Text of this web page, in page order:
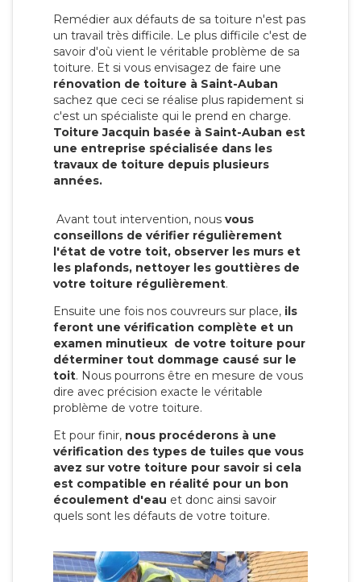
Remédier aux défauts de sa toiture n'est pas
un travail très difficile. Le plus difficile c'est de
savoir d'où vient le véritable problème de sa
toiture. Et si vous envisagez de faire une
rénovation de toiture à Saint-Auban
sachez que ceci se réalise plus rapidement si
c'est un spécialiste qui le prend en charge.
Toiture Jacquin basée à Saint-Auban est
une entreprise spécialisée dans les
travaux de toiture depuis plusieurs
années.
Avant tout intervention, nous vous
conseillons de vérifier régulièrement
l'état de votre toit, observer les murs et
les plafonds, nettoyer les gouttières de
votre toiture régulièrement.
Ensuite une fois nos couvreurs sur place, ils
feront une vérification complète et un
examen minutieux de votre toiture pour
déterminer tout dommage causé sur le
toit. Nous pourrons être en mesure de vous
dire avec précision exacte le véritable
problème de votre toiture.
Et pour finir, nous procéderons à une
vérification des types de tuiles que vous
avez sur votre toiture pour savoir si cela
est compatible en réalité pour un bon
écoulement d'eau et donc ainsi savoir
quels sont les défauts de votre toiture.